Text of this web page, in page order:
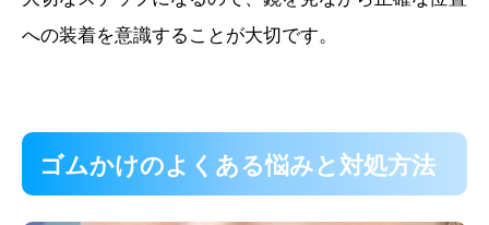
への装着を意識することが大切です。
ゴムかけのよくある悩みと対処方法